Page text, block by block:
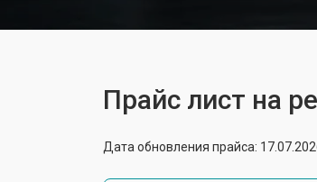
Прайс лист на
Дата обновления прайса: